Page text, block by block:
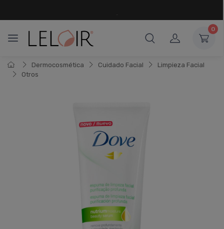
0
Dermocosmética Cuidado Facial
Limpieza Facial
Otros